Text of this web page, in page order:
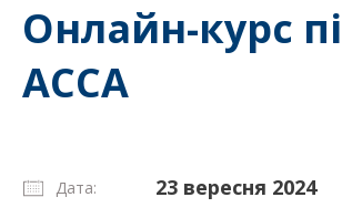
Онлайн-курс
ACCA
Дата: 23 вересня 2024